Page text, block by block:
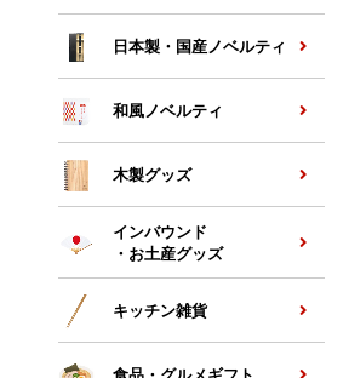
日本製・国産ノベルティ
和風ノベルティ
木製グッズ
インバウンド
・お土産グッズ
キッチン雑貨